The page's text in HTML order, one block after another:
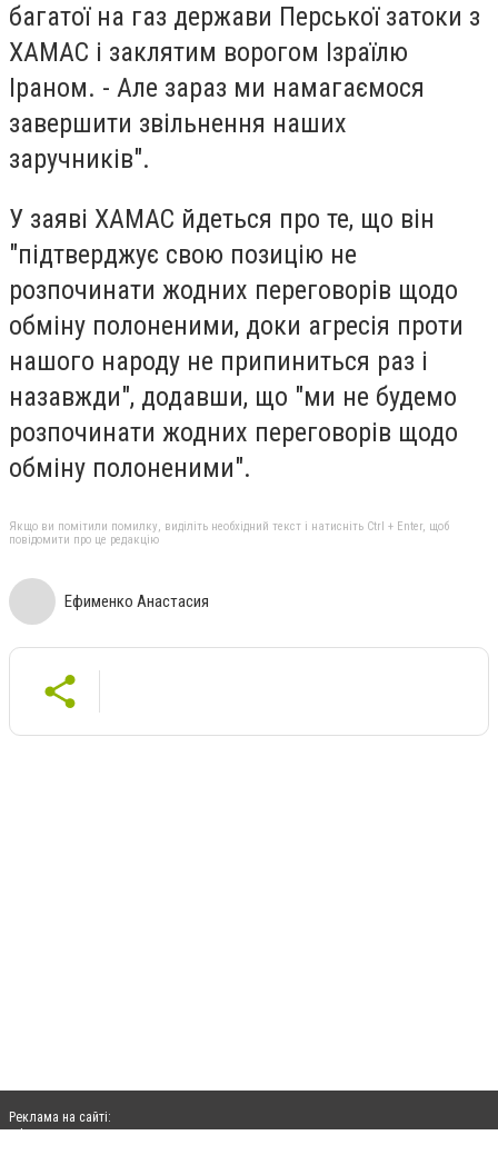
багатої на газ держави Перської затоки з
ХАМАС і заклятим ворогом Ізраїлю
Іраном. - Але зараз ми намагаємося
завершити звільнення наших
заручників".
У заяві ХАМАС йдеться про те, що він
"підтверджує свою позицію не
розпочинати жодних переговорів щодо
обміну полоненими, доки агресія проти
нашого народу не припиниться раз і
назавжди", додавши, що "ми не будемо
розпочинати жодних переговорів щодо
обміну полоненими".
Якщо ви помітили помилку, виділіть необхідний текст і натисніть Ctrl + Enter, щоб
повідомити про це редакцію
Ефименко Анастасия
Реклама на сайті: